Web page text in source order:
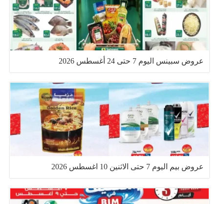
عروض سبينس اليوم 7 حتى 24 أغسطس 2026
عروض بيم اليوم 7 حتى الاثنين 10 اغسطس 2026